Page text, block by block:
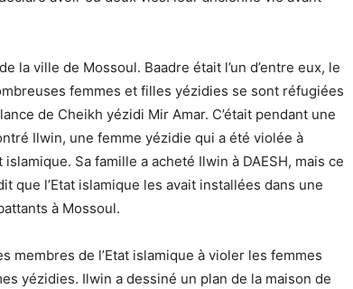
la ville de Mossoul. Baadre était l’un d’entre eux, le
femmes et filles yézidies se sont réfugiées
de Cheikh yézidi Mir Amar. C’était pendant une
Ilwin, une femme yézidie qui a été violée à
Sa famille a acheté Ilwin à DAESH, mais ce
que l’Etat islamique les avait installées dans une
à Mossoul.
membres de l’Etat islamique à violer les femmes
yézidies. Ilwin a dessiné un plan de la maison de